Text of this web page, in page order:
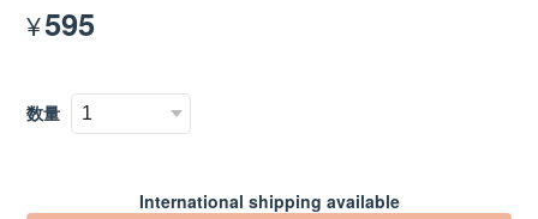
¥595
数量
International shipping available